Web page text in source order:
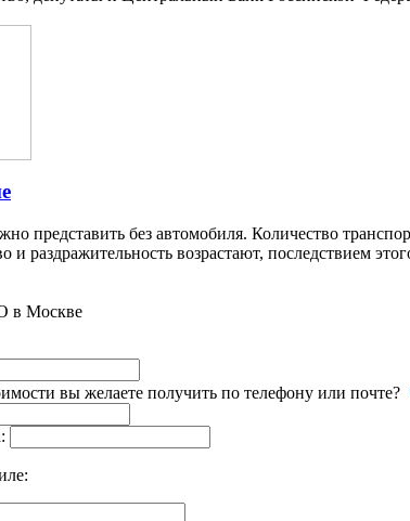
представить без автомобиля. Количество
и раздражительность возрастают, последствием
в Москве
вы желаете получить по телефону или почте?